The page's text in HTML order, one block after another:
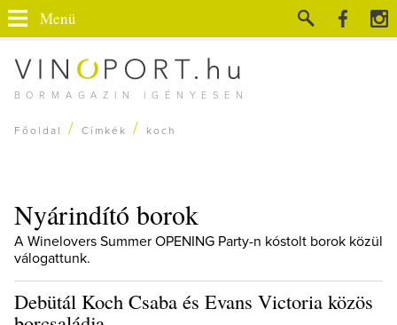
BORMAGAZIN IGÉNYESEN
Menü
Főoldal / Címkék / koch
Nyárindító borok
A Winelovers Summer OPENING Party-n kóstolt borok közül
válogattunk.
Debütál Koch Csaba és Evans Victoria közös